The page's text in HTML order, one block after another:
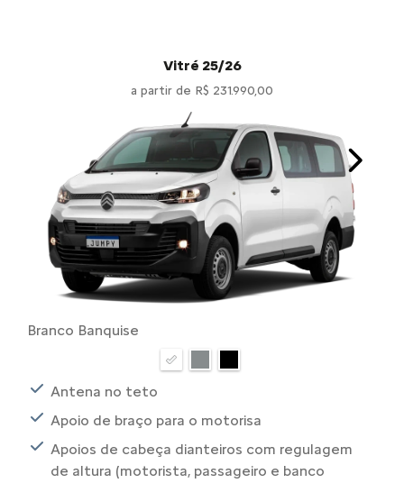
Vitré 25/26
a partir de R$ 231.990,00
Branco Banquise
Antena no teto
Apoio de braço para o motorisa
Apoios de cabeça dianteiros com regulagem
de altura (motorista, passageiro e banco
Next